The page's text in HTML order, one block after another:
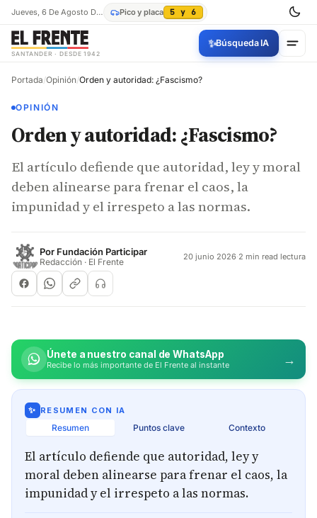
Jueves, 6 De Agosto De 2026 Pico y placa 5 y 6
SANTANDER · DESDE 1942
✨Búsqueda IA
Portada/Opinión/Orden y autoridad: ¿Fascismo?
OPINIÓN
Orden y autoridad: ¿Fascismo?
El artículo defiende que autoridad, ley y moral
deben alinearse para frenar el caos, la
impunidad y el irrespeto a las normas.
Por Fundación Participar
Redacción · El Frente 20 junio 2026·2 min read lectura
Únete a nuestro canal de WhatsApp
Recibe lo más importante de El Frente al instante →
✨ RESUMEN CON IA
Resumen Puntos clave Contexto
El artículo defiende que autoridad, ley y
moral deben alinearse para frenar el caos, la
impunidad y el irrespeto a las normas.